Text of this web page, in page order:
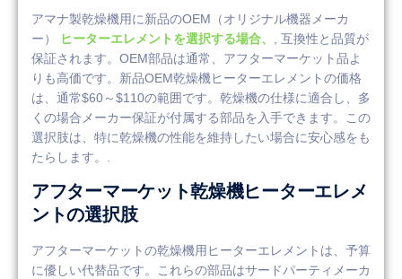
アマナ製乾燥機用に新品のOEM（オリジナル機器メーカ
ー）
ヒーターエレメントを選択する場合、
, 互換性と品質が
保証されます。OEM部品は通常、アフターマーケット品よ
りも高価です。新品OEM乾燥機ヒーターエレメントの価格
は、通常$60～$110の範囲です。乾燥機の仕様に適合し、多
くの場合メーカー保証が付属する部品を入手できます。この
選択肢は、特に乾燥機の性能を維持したい場合に安心感をも
たらします。.
アフターマーケット乾燥機ヒーターエレメ
ントの選択肢
アフターマーケットの乾燥機用ヒーターエレメントは、予算
に優しい代替品です。これらの部品はサードパーティメーカ